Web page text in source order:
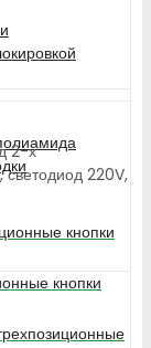
2-х
220V,
кнопки
кнопки